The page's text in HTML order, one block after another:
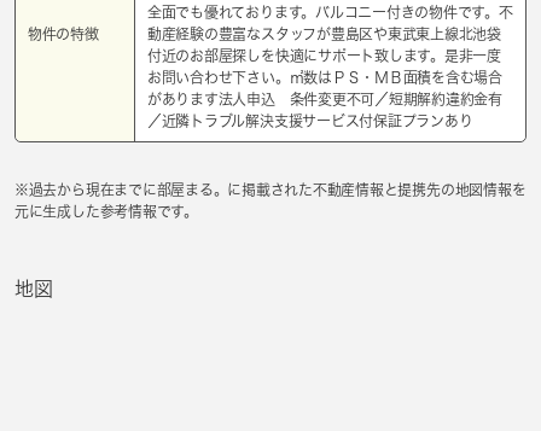
物件の特徴
全面でも優れております。バルコニー付きの物件です。不
動産経験の豊富なスタッフが豊島区や東武東上線北池袋
付近のお部屋探しを快適にサポート致します。是非一度
お問い合わせ下さい。㎡数はＰＳ・ＭＢ面積を含む場合
があります法人申込 条件変更不可／短期解約違約金有
／近隣トラブル解決支援サービス付保証プランあり
※過去から現在までに部屋まる。に掲載された不動産情報と提携先の地図情報を
元に生成した参考情報です。
地図